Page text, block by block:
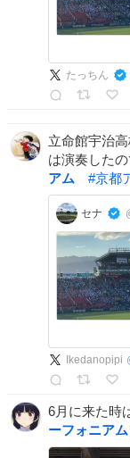
たっちん
立命館宇治
は演奏した
アム
#京都
セナ
Ikedanopipi
6月に来た時
ーフォニアム